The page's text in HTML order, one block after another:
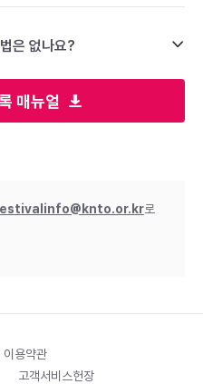
매뉴얼
은 없나요?
로
이용약관
고객서비스헌장